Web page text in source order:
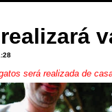
será realizada de